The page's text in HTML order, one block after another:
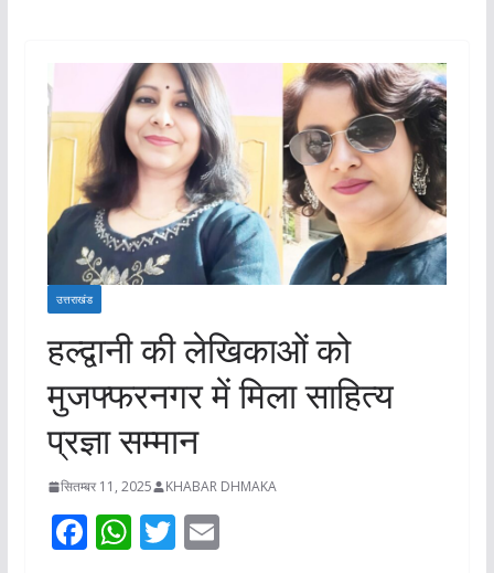
उत्तराखंड
हल्द्वानी की लेखिकाओं को
मुजफ्फरनगर में मिला साहित्य
प्रज्ञा सम्मान
सितम्बर 11, 2025 KHABAR DHMAKA
F W T E